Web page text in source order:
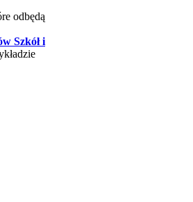
odbędą
Szkół i